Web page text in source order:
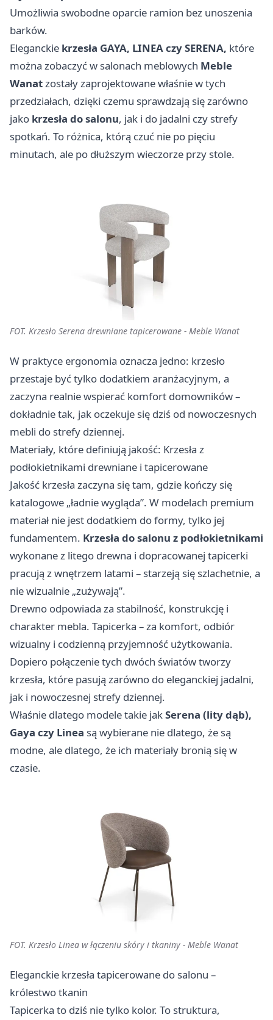
Umożliwia swobodne oparcie ramion bez unoszenia
barków.
Eleganckie krzesła GAYA, LINEA czy SERENA, które
można zobaczyć w salonach meblowych Meble
Wanatzostały zaprojektowane właśnie w tych
przedziałach, dzięki czemu sprawdzają się zarówno
jako krzesła do salonu, jak i do jadalni czy strefy
spotkań. To różnica, którą czuć nie po pięciu
minutach, ale po dłuższym wieczorze przy stole.
FOT. Krzesło Serena drewniane tapicerowane - Meble Wanat
W praktyce ergonomia oznacza jedno: krzesło
przestaje być tylko dodatkiem aranżacyjnym, a
zaczyna realnie wspierać komfort domowników –
dokładnie tak, jak oczekuje się dziś od nowoczesnych
mebli do strefy dziennej.
Materiały, które definiują jakość: Krzesła z
podłokietnikami drewniane i tapicerowane
Jakość krzesła zaczyna się tam, gdzie kończy się
katalogowe „ładnie wygląda”. W modelach premium
materiał nie jest dodatkiem do formy, tylko jej
fundamentem. Krzesła do salonu z podłokietnikami
wykonane z litego drewna i dopracowanej tapicerki
pracują z wnętrzem latami – starzeją się szlachetnie, a
nie wizualnie „zużywają”.
Drewno odpowiada za stabilność, konstrukcję i
charakter mebla. Tapicerka – za komfort, odbiór
wizualny i codzienną przyjemność użytkowania.
Dopiero połączenie tych dwóch światów tworzy
krzesła, które pasują zarówno do eleganckiej jadalni,
jak i nowoczesnej strefy dziennej.
Właśnie dlatego modele takie jakSerena (lity dąb),
Gaya czy Linea są wybierane nie dlatego, że są
modne, ale dlatego, że ich materiały bronią się w
czasie.
FOT. Krzesło Linea w łączeniu skóry i tkaniny - Meble Wanat
Eleganckie krzesła tapicerowane do salonu –
królestwo tkanin
Tapicerka to dziś nie tylko kolor. To struktura,